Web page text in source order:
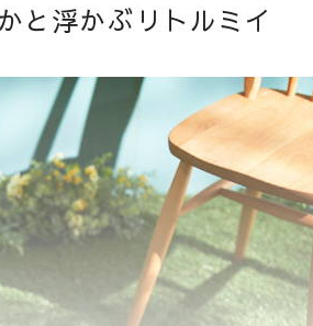
と浮かぶリトルミイ